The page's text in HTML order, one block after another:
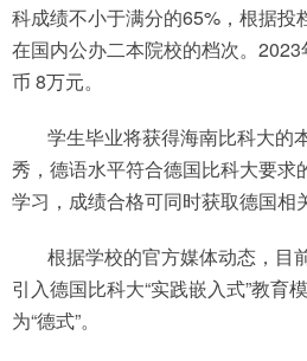
科成绩不小于满分的65%，根据投
在国内公办二本院校的档次。
币 8万元。
学生毕业将获得海南比科大的
秀，德语水平符合德国比科大要求
学习，成绩合格可同时获取德国相
根据学校的官方媒体动态，目
引入德国比科大“实践嵌入式”教育
为“德式”。